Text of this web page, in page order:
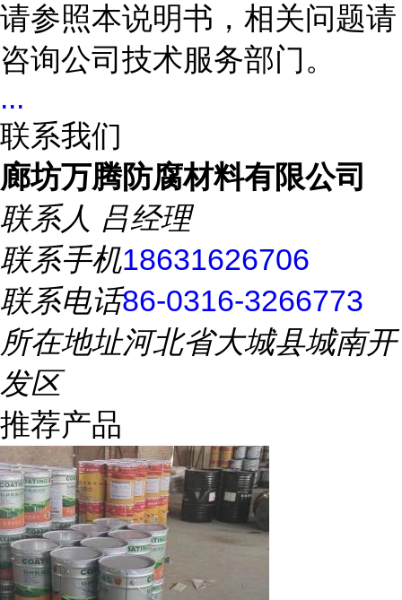
请参照本说明书，相关问题请
咨询公司技术服务部门。
...
联系我们
廊坊万腾防腐材料有限公司
联系人 吕经理
联系手机18631626706
联系电话86-0316-3266773
所在地址河北省大城县城南开
发区
推荐产品